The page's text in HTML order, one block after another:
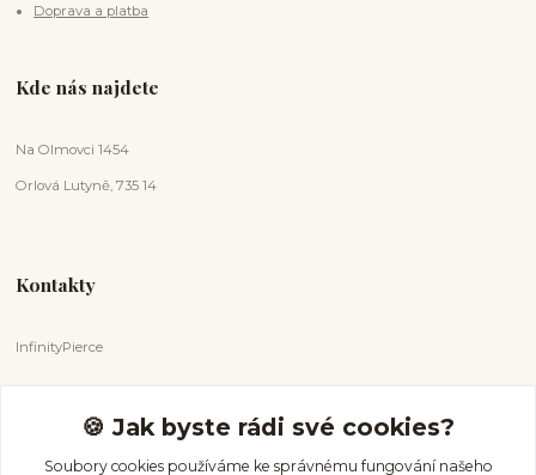
Doprava a platba
Kde nás najdete
Na Olmovci 1454
Orlová Lutyně, 735 14
Kontakty
InfinityPierce
+420 731 681 038
(Po-Ne, 9-18 hod.)
🍪 Jak byste rádi své cookies?
Soubory cookies používáme ke správnému fungování našeho